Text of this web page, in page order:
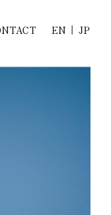
EN JP